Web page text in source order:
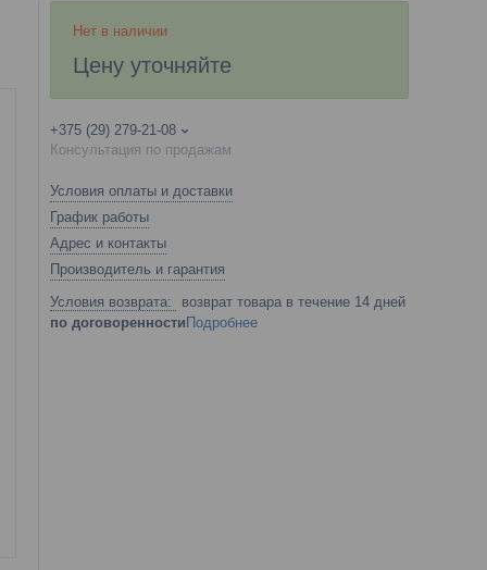
Нет в наличии
Цену уточняйте
+375 (29) 279-21-08
Консультация по продажам
Условия оплаты и доставки
График работы
Адрес и контакты
Производитель и гарантия
возврат товара в течение 14 дней
по договоренности Подробнее